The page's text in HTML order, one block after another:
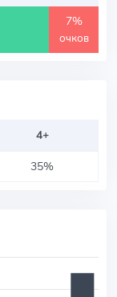
7%
очков
4+
35%